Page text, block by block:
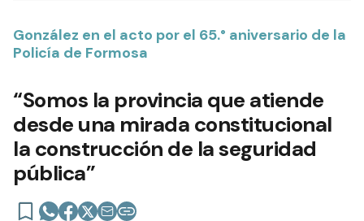
González en el acto por el 65.° aniversario de la
Policía de Formosa
“Somos la provincia que atiende
desde una mirada constitucional
la construcción de la seguridad
pública”